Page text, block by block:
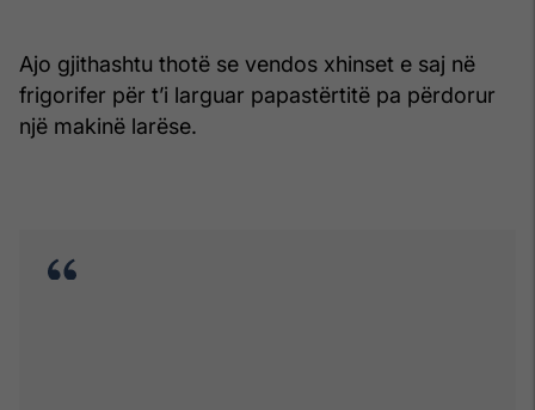
Ajo gjithashtu thotë se vendos xhinset e saj në
frigorifer për t’i larguar papastërtitë pa përdorur
një makinë larëse.